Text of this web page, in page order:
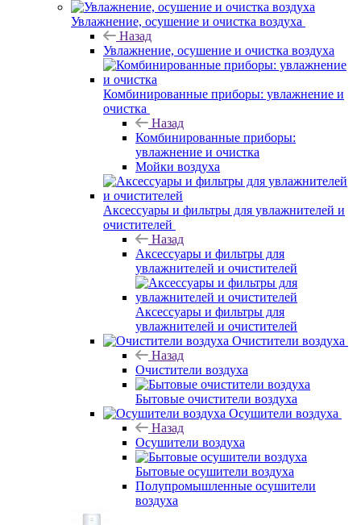
Увлажнение, осушение и очистка воздуха
Назад
Увлажнение, осушение и очистка воздуха
Комбинированные приборы: увлажнение и
очистка
Назад
Комбинированные приборы:
увлажнение и очистка
Мойки воздуха
Аксессуары и фильтры для увлажнителей и
очистителей
Назад
Аксессуары и фильтры для
увлажнителей и очистителей
Аксессуары и фильтры для
увлажнителей и очистителей
Очистители воздуха
Назад
Очистители воздуха
Бытовые очистители воздуха
Осушители воздуха
Назад
Осушители воздуха
Бытовые осушители воздуха
Полупромышленные осушители
воздуха